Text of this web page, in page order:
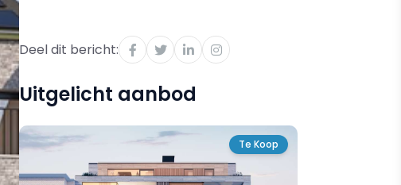
Deel dit bericht:
Uitgelicht aanbod
Te Koop